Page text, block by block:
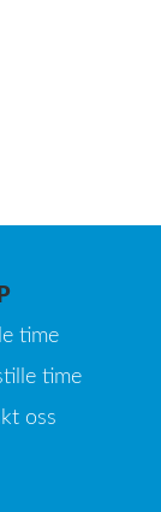
time
time
oss